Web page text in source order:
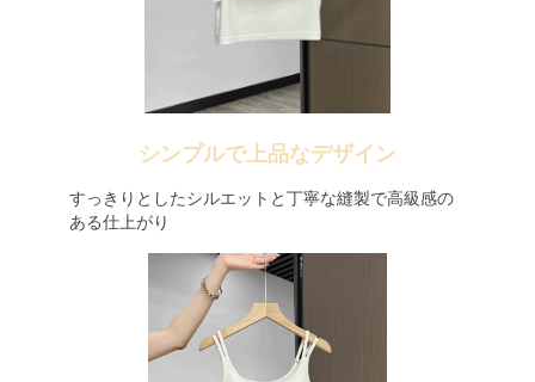
シンプルで上品なデザイン
すっきりとしたシルエットと丁寧な縫製で高級感の
ある仕上がり